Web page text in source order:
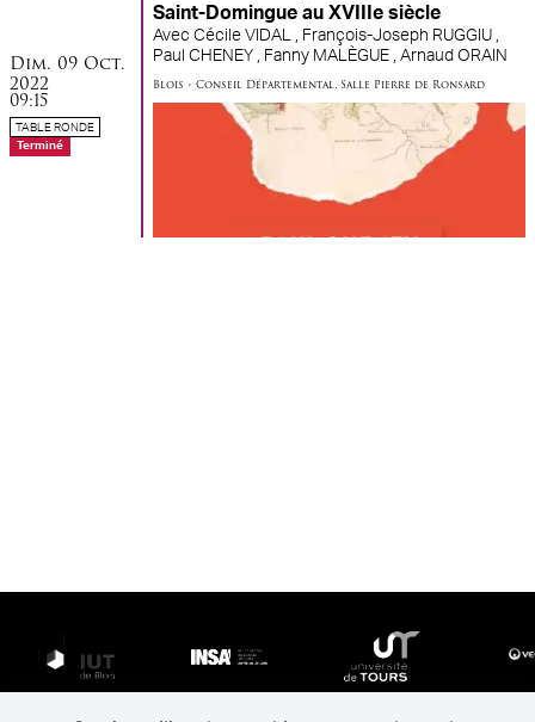
dimanche
Dim. 09 octobre
Oct.
2022
09:15
TABLE RONDE
Terminé
Saint-Domingue au XVIIIe siècle
Avec Cécile VIDAL , François-Joseph RUGGIU ,
Paul CHENEY , Fanny MALÈGUE , Arnaud ORAIN
Blois • Conseil Départemental, Salle Pierre de Ronsard